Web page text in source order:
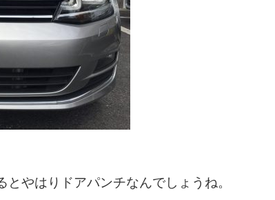
やはりドアパンチなんでしょうね。